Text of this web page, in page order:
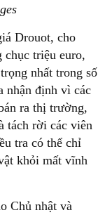
Drouot, cho
triệu euro,
nhất trong số
nhận định vì các
ra thị trường,
tách rời các viên
tra có thể chỉ
khỏi mất vĩnh
Chủ nhật và